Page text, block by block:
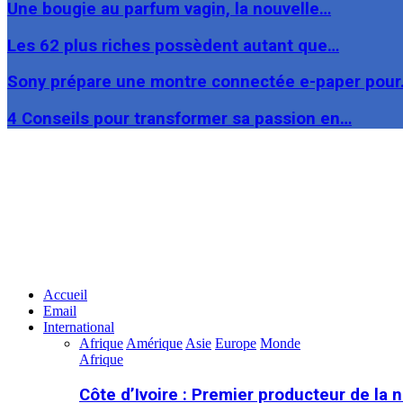
Une bougie au parfum vagin, la nouvelle…
Les 62 plus riches possèdent autant que…
Sony prépare une montre connectée e-paper
4 Conseils pour transformer sa passion en…
Accueil
Email
International
Afrique Amérique Asie Europe Monde
Afrique
Côte d’Ivoire : Premier producteur de la